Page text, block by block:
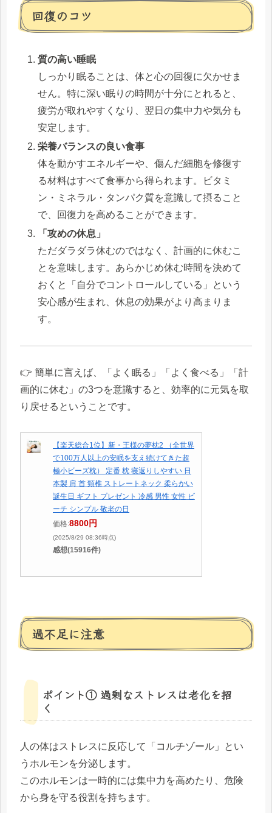
回復のコツ
質の高い睡眠
しっかり眠ることは、体と心の回復に欠かせま
せん。特に深い眠りの時間が十分にとれると、
疲労が取れやすくなり、翌日の集中力や気分も
安定します。
栄養バランスの良い食事
体を動かすエネルギーや、傷んだ細胞を修復す
る材料はすべて食事から得られます。ビタミ
ン・ミネラル・タンパク質を意識して摂ること
で、回復力を高めることができます。
「攻めの休息」
ただダラダラ休むのではなく、計画的に休むこ
とを意味します。あらかじめ休む時間を決めて
おくと「自分でコントロールしている」という
安心感が生まれ、休息の効果がより高まりま
す。
👉 簡単に言えば、「よく眠る」「よく食べる」「計
画的に休む」の3つを意識すると、効率的に元気を取
り戻せるということです。
【楽天総合1位】新・王様の夢枕2 （全世界
で100万人以上の安眠を支え続けてきた超
極小ビーズ枕） 定番 枕 寝返りしやすい 日
本製 肩 首 頸椎 ストレートネック 柔らかい
誕生日 ギフト プレゼント 冷感 男性 女性 ビ
ーチ シンプル 敬老の日
価格:8800円
(2025/8/29 08:36時点)
感想(15916件)
過不足に注意
ポイント① 過剰なストレスは老化を招
く
人の体はストレスに反応して「コルチゾール」とい
うホルモンを分泌します。
このホルモンは一時的には集中力を高めたり、危険
から身を守る役割を持ちます。